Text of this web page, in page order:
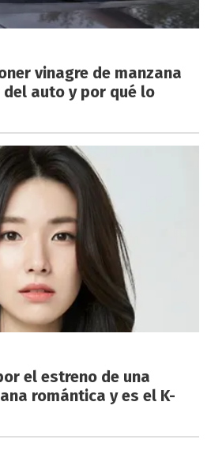
vinagre de manzana
auto y por qué lo
el estreno de una
romántica y es el K-